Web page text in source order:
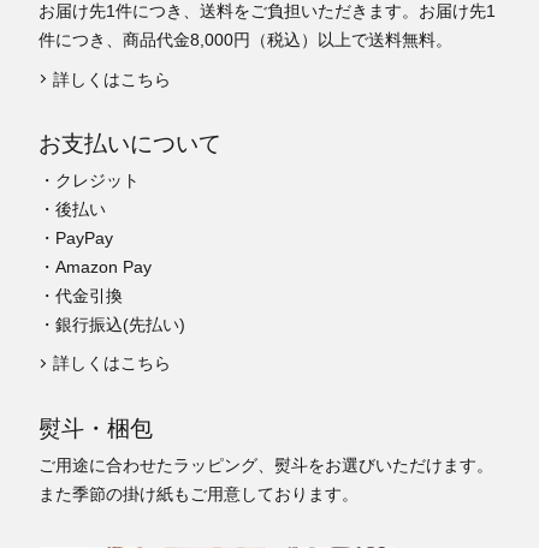
お届け先1件につき、送料をご負担いただきます。お届け先1
件につき、商品代金8,000円（税込）以上で送料無料。
詳しくはこちら
お支払いについて
・クレジット
・後払い
・PayPay
・Amazon Pay
・代金引換
・銀行振込(先払い)
詳しくはこちら
熨斗・梱包
ご用途に合わせたラッピング、熨斗をお選びいただけます。
また季節の掛け紙もご用意しております。